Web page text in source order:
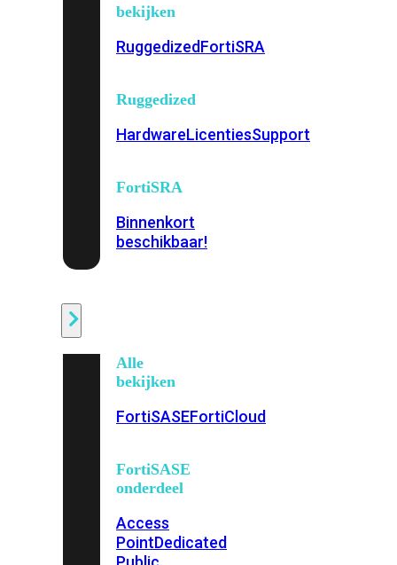
bekijken
RuggedizedFortiSRA
Ruggedized
HardwareLicentiesSupport
FortiSRA
Binnenkort
beschikbaar!
Alle
bekijken
FortiSASEFortiCloud
FortiSASE
onderdeel
Access
PointDedicated